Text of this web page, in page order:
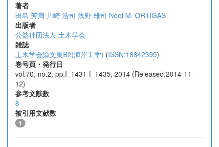
著者
田島 芳満 川崎 浩司 浅野 雄司 Noel M. ORTIGAS
出版者
公益社団法人 土木学会
雑誌
土木学会論文集B2(海岸工学) (ISSN:18842399)
巻号頁・発行日
vol.70, no.2, pp.I_1431-I_1435, 2014 (Released:2014-11-
12)
参考文献数
8
被引用文献数
1